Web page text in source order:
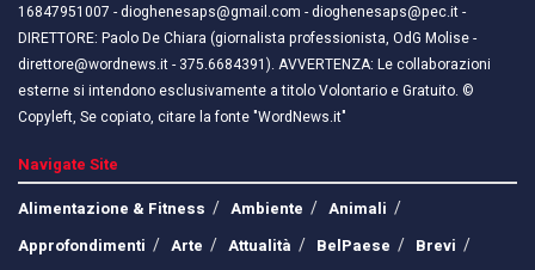
16847951007 - dioghenesaps@gmail.com - dioghenesaps@pec.it - ​​
DIRETTORE: Paolo De Chiara (giornalista professionista, OdG Molise -
direttore@wordnews.it - ​​375.6684391). AVVERTENZA: Le collaborazioni
esterne si intendono esclusivamente a titolo Volontario e Gratuito. ©
Copyleft, Se copiato, citare la fonte "WordNews.it"
Navigate Site
Alimentazione & Fitness
Ambiente
Animali
Approfondimenti
Arte Attualità BelPaese
Brevi